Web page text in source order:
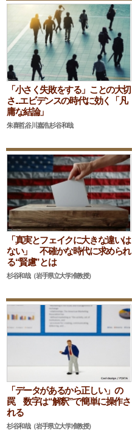
「小さく失敗をする」ことの大切
さ...エビデンスの時代に効く「凡
庸な結論」
朱喜哲,谷川嘉浩,杉谷和哉
「真実とフェイクに大きな違いは
ない」 不確かな時代に求められ
る“賢慮”とは
杉谷和哉（岩手県立大学准教授）
「データがあるから正しい」の
罠 数字は“解釈”で簡単に操作さ
れる
杉谷和哉（岩手県立大学准教授）